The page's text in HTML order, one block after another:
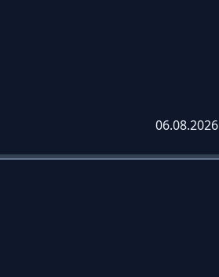
06.08.2026